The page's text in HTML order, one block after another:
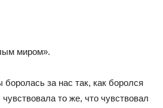
миром».
за нас так, как боролся
то же, что чувствовал